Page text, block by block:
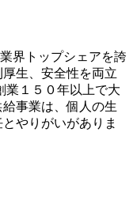
界トップシェアを誇
生、安全性を両立
業１５０年以上で大
事業は、個人の生
やりがいがありま